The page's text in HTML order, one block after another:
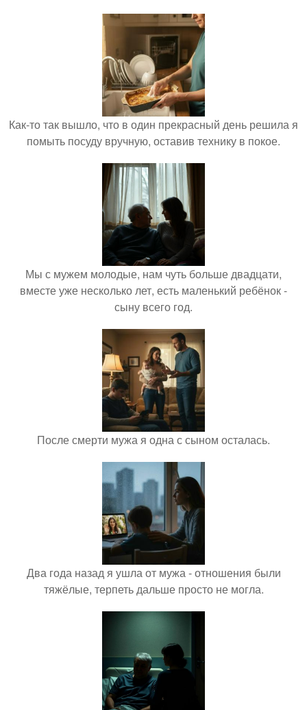
Как-то так вышло, что в один прекрасный день решила я
помыть посуду вручную, оставив технику в покое.
Мы с мужем молодые, нам чуть больше двадцати,
вместе уже несколько лет, есть маленький ребёнок -
сыну всего год.
После смерти мужа я одна с сыном осталась.
Два года назад я ушла от мужа - отношения были
тяжёлые, терпеть дальше просто не могла.